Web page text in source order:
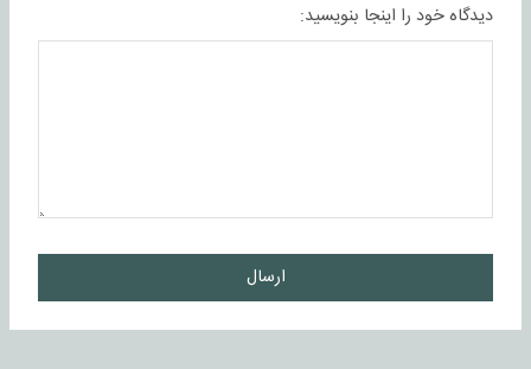
دیدگاه خود را اینجا بنویسید:
ارسال